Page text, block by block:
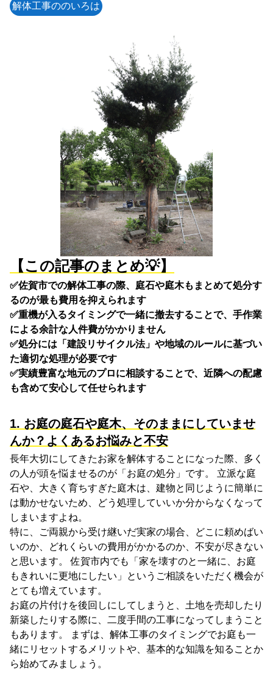
解体工事ののいろは
【この記事のまとめ💡】
✅佐賀市での解体工事の際、庭石や庭木もまとめて処分す
るのが最も費用を抑えられます
✅重機が入るタイミングで一緒に撤去することで、手作業
による余計な人件費がかかりません
✅処分には「建設リサイクル法」や地域のルールに基づい
た適切な処理が必要です
✅実績豊富な地元のプロに相談することで、近隣への配慮
も含めて安心して任せられます
1. お庭の庭石や庭木、そのままにしていませ
んか？よくあるお悩みと不安
長年大切にしてきたお家を解体することになった際、多く
の人が頭を悩ませるのが「お庭の処分」です。 立派な庭
石や、大きく育ちすぎた庭木は、建物と同じように簡単に
は動かせないため、どう処理していいか分からなくなって
しまいますよね。
特に、ご両親から受け継いだ実家の場合、どこに頼めばい
いのか、どれくらいの費用がかかるのか、不安が尽きない
と思います。 佐賀市内でも「家を壊すのと一緒に、お庭
もきれいに更地にしたい」というご相談をいただく機会が
とても増えています。
お庭の片付けを後回しにしてしまうと、土地を売却したり
新築したりする際に、二度手間の工事になってしまうこと
もあります。 まずは、解体工事のタイミングでお庭も一
緒にリセットするメリットや、基本的な知識を知ることか
ら始めてみましょう。